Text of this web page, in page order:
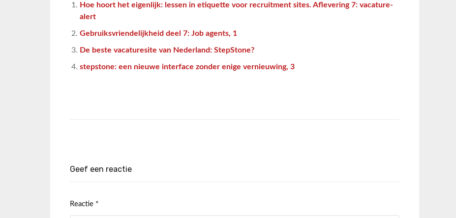
Hoe hoort het eigenlijk: lessen in etiquette voor recruitment sites. Aflevering 7: vacature-
alert
Gebruiksvriendelijkheid deel 7: Job agents, 1
De beste vacaturesite van Nederland: StepStone?
stepstone: een nieuwe interface zonder enige vernieuwing, 3
Geef een reactie
Reactie *